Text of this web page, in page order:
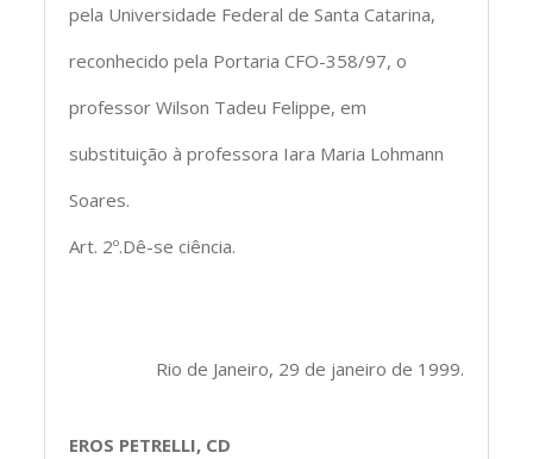
pela Universidade Federal de Santa Catarina,
reconhecido pela Portaria CFO-358/97, o
professor Wilson Tadeu Felippe, em
substituição à professora Iara Maria Lohmann
Soares.
Art. 2º.Dê-se ciência.
Rio de Janeiro, 29 de janeiro de 1999.
EROS PETRELLI, CD